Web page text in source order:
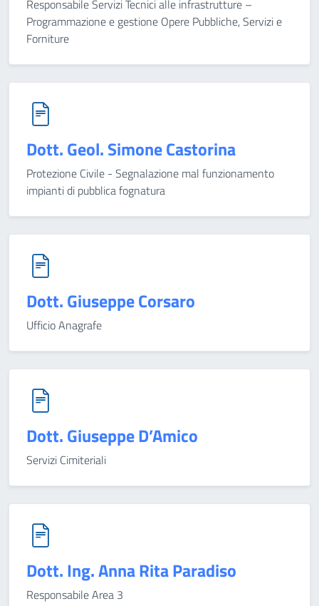
Responsabile Servizi Tecnici alle infrastrutture –
Programmazione e gestione Opere Pubbliche, Servizi e
Forniture
Dott. Geol. Simone Castorina
Protezione Civile - Segnalazione mal funzionamento
impianti di pubblica fognatura
Dott. Giuseppe Corsaro
Ufficio Anagrafe
Dott. Giuseppe D’Amico
Servizi Cimiteriali
Dott. Ing. Anna Rita Paradiso
Responsabile Area 3